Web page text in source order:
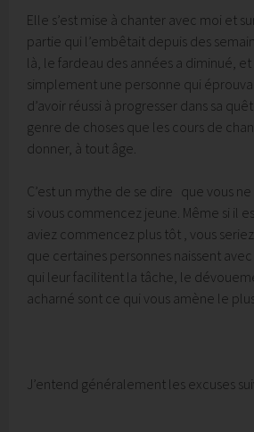
Elle s’est mise à chanter avec moi et
partie qui l’embêtait depuis des
là, le fardeau des années a diminué,
simplement une personne qui
d’avoir réussi à progresser dans sa
genre de choses que les cours de
donner, à tout âge.
C’est un mythe de se dire que vous
si vous commencez jeune. Même si il
aviez commencez plus tôt , vous
que certaines personnes naissent
qui leur facilitent la tâche, le
acharné sont ce qui vous amène le
J’entend généralement les excuses